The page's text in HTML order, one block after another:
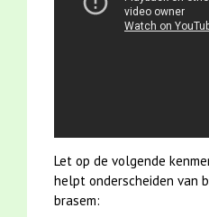
Let op de volgende
helpt onderscheiden van
brasem: